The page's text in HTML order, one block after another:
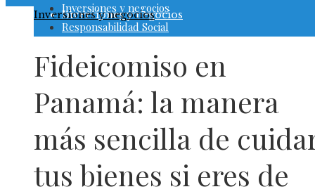
Inversiones y negocios
Responsabilidad Social
Inversiones y negocios
Responsabilidad Social
Inversiones y negocios
Fideicomiso en
Panamá: la manera
más sencilla de
tus bienes si eres de